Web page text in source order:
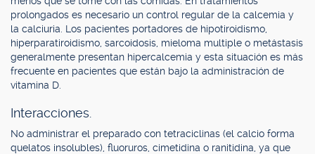
prolongados es necesario un control regular de la calcemia y
la calciuria. Los pacientes portadores de hipotiroidismo,
hiperparatiroidismo, sarcoidosis, mieloma multiple o metástasis
generalmente presentan hipercalcemia y esta situación es más
frecuente en pacientes que están bajo la administración de
vitamina D.
Interacciones.
No administrar el preparado con tetraciclinas (el calcio forma
quelatos insolubles), fluoruros, cimetidina o ranitidina, ya que